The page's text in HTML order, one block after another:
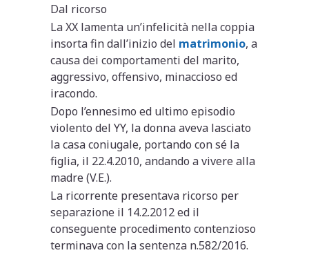
Dal ricorso
La XX lamenta un’infelicità nella coppia
insorta fin dall’inizio del matrimonio, a
causa dei comportamenti del marito,
aggressivo, offensivo, minaccioso ed
iracondo.
Dopo l’ennesimo ed ultimo episodio
violento del YY, la donna aveva lasciato
la casa coniugale, portando con sé la
figlia, il 22.4.2010, andando a vivere alla
madre (V.E.).
La ricorrente presentava ricorso per
separazione il 14.2.2012 ed il
conseguente procedimento contenzioso
terminava con la sentenza n.582/2016.